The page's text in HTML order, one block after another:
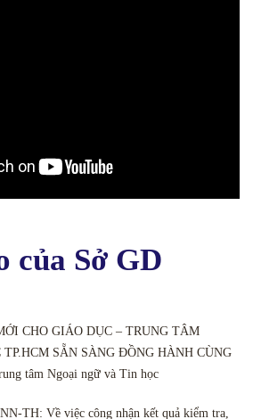
của Sở GD
CHO GIÁO DỤC – TRUNG TÂM
SẴN SÀNG ĐỒNG HÀNH CÙNG
tâm Ngoại ngữ và Tin học
TH: Về việc công nhận kết quả kiểm tra,